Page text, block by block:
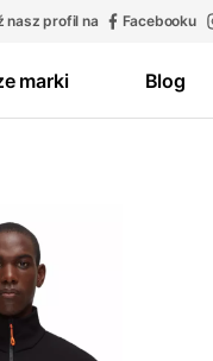
nasz profil na Facebooku
marki Blog